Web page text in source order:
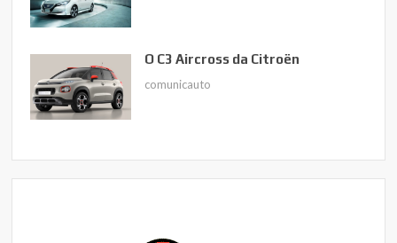
O C3 Aircross da Citroën
comunicauto